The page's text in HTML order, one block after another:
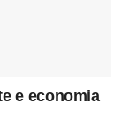
e economia